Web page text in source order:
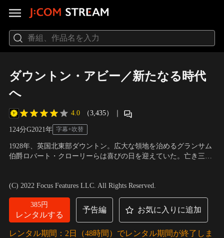
ダウントン・アビー／新たなる時代
へ
4.0 （3,435） ｜
124分G2021 年 字幕+吹替
1928年、英国北東部ダウントン。広大な領地を治めるグランサム
伯爵ロバート・クローリーらは喜びの日を迎えていた。亡き三女
ーが莫大な修繕費の工面に悩んでいたところへ、映画会社から新
作を屋敷で撮影したいというオファーが。
ス
(C) 2022 Focus Features LLC. All Rights Reserved.
385円
レンタルする
予告編 お気に入りに追加
レンタル期間：2日（48時間）でレンタル期間が終了しま